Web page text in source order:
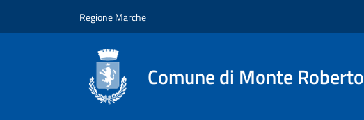
Regione Marche
Comune di Monte Roberto